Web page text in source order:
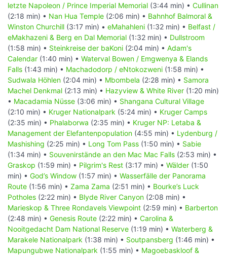
letzte Napoleon / Prince Imperial Memorial (3:44 min) • Cullinan
(2:18 min) • Nan Hua Temple (2:06 min) • Bahnhof Balmoral &
Winston Churchill (3:17 min) • eMahahleni (1:32 min) • Belfast /
eMakhazeni & Berg en Dal Memorial (1:32 min) • Dullstroom
(1:58 min) • Steinkreise der baKoni (2:04 min) • Adam's
Calendar (1:40 min) • Waterval Bowen / Emgwenya & Elands
Falls (1:43 min) • Machadodorp / eNtokozweni (1:58 min) •
Sudwala Höhlen (2:04 min) • Mbombela (2:28 min) • Samora
Machel Denkmal (2:13 min) • Hazyview & White River (1:20 min)
• Macadamia Nüsse (3:06 min) • Shangana Cultural Village
(2:10 min) • Kruger Nationalpark (5:24 min) • Kruger Camps
(2:35 min) • Phalaborwa (2:35 min) • Kruger NP: Letaba &
Management der Elefantenpopulation (4:55 min) • Lydenburg /
Mashishing (2:25 min) • Long Tom Pass (1:50 min) • Sabie
(1:34 min) • Souvenirstände an den Mac Mac Falls (2:53 min) •
Graskop (1:59 min) • Pilgrim's Rest (3:17 min) • Wälder (1:50
min) • God’s Window (1:57 min) • Wasserfälle der Panorama
Route (1:56 min) • Zama Zama (2:51 min) • Bourke’s Luck
Potholes (2:22 min) • Blyde River Canyon (2:08 min) •
Marieskop & Three Rondavels Viewpoint (2:59 min) • Barberton
(2:48 min) • Genesis Route (2:22 min) • Carolina &
Nooitgedacht Dam National Reserve (1:19 min) • Waterberg &
Marakele Nationalpark (1:38 min) • Soutpansberg (1:46 min) •
Mapungubwe Nationalpark (1:55 min) • Magoebaskloof &